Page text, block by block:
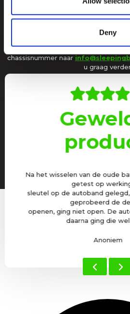
Deny
2450
Als u op beide bovenstaande vragen
kunt u uw auto beveiligen met
heeft u vragen? Stuur ons dan een
chassisnummer naar
u graag
Na het wisselen van de oude
getest op
sleutel op de autoband
geprobeerd de
openen, ging niet open. De
daarna ging die
Anoniem